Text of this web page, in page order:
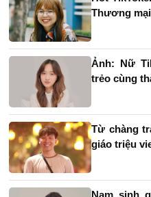
Thương mại
Ảnh: Nữ
trẻo cùng
Từ chàng
giáo triệu